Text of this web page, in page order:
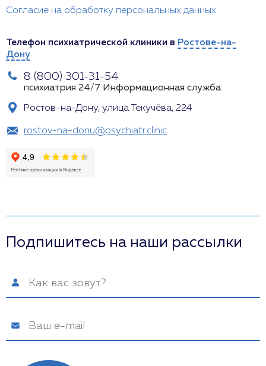
Согласие на обработку персональных данных
Телефон психиатрической клиники в Ростове-на-
Дону
8 (800) 301-31-54
психиатрия 24/7 Информационная служба
Ростов-на-Дону, улица Текучёва, 224
rostov-na-donu@psychiatr.clinic
Подпишитесь на наши рассылки